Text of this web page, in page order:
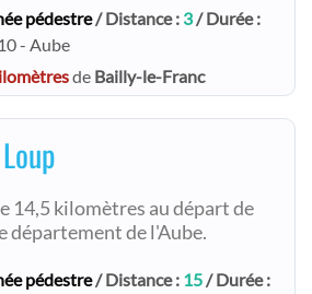
pédestre/ Distance : 3/ Durée :
- Aube
de Bailly-le-Franc
14,5 kilomètres au départ de
département de l'Aube.
pédestre/ Distance : 15/ Durée :